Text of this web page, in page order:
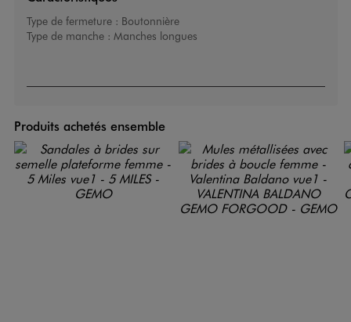
Type de fermeture : Boutonnière
Type de manche : Manches longues
Produits achetés ensemble